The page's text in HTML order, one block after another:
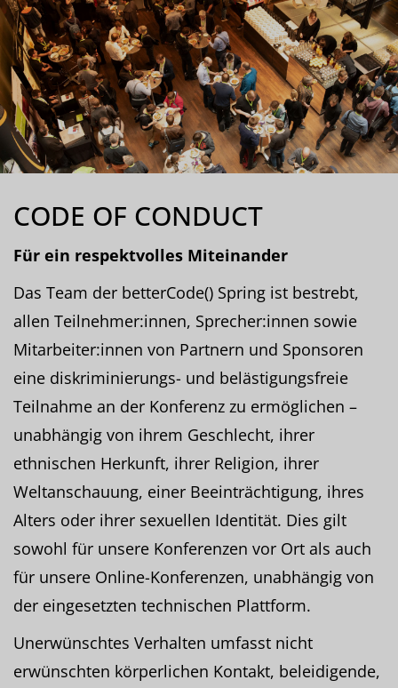
CODE OF CONDUCT
Für ein respektvolles Miteinander
Das Team der betterCode() Spring ist bestrebt,
allen Teilnehmer:innen, Sprecher:innen sowie
Mitarbeiter:innen von Partnern und Sponsoren
eine diskriminierungs- und belästigungsfreie
Teilnahme an der Konferenz zu ermöglichen –
unabhängig von ihrem Geschlecht, ihrer
ethnischen Herkunft, ihrer Religion, ihrer
Weltanschauung, einer Beeinträchtigung, ihres
Alters oder ihrer sexuellen Identität. Dies gilt
sowohl für unsere Konferenzen vor Ort als auch
für unsere Online-Konferenzen, unabhängig von
der eingesetzten technischen Plattform.
Unerwünschtes Verhalten umfasst nicht
erwünschten körperlichen Kontakt, beleidigende,